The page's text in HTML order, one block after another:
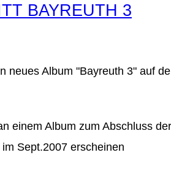
BAYREUTH 3
neues Album "Bayreuth 3" auf
einem Album zum Abschluss
Sept.2007 erscheinen